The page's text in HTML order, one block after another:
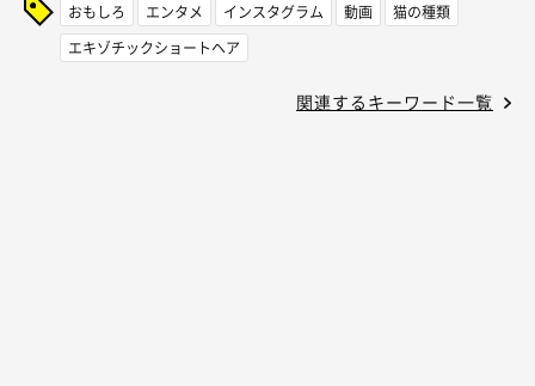
おもしろ エンタメ インスタグラム 動画
猫の種類
エキゾチックショートヘア
関連するキーワード一覧